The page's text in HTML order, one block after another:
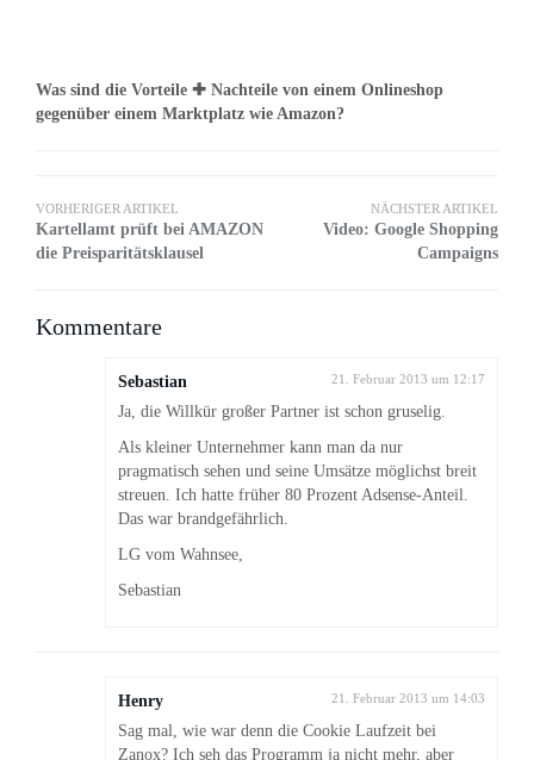
Was sind die Vorteile ✚ Nachteile von einem Onlineshop
gegenüber einem Marktplatz wie Amazon?
VORHERIGER ARTIKEL
Kartellamt prüft bei AMAZON
die Preisparitätsklausel
NÄCHSTER ARTIKEL
Video: Google Shopping
Campaigns
Kommentare
Sebastian 21. Februar 2013 um 12:17
Ja, die Willkür großer Partner ist schon gruselig.
Als kleiner Unternehmer kann man da nur
pragmatisch sehen und seine Umsätze möglichst breit
streuen. Ich hatte früher 80 Prozent Adsense-Anteil.
Das war brandgefährlich.
LG vom Wahnsee,
Sebastian
Henry 21. Februar 2013 um 14:03
Sag mal, wie war denn die Cookie Laufzeit bei
Zanox? Ich seh das Programm ja nicht mehr, aber